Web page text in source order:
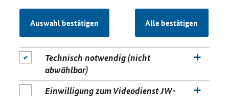
Auswahl bestätigen Alle bestätigen
Technisch notwendig (nicht
abwählbar)
Einwilligung zum Videodienst JW-